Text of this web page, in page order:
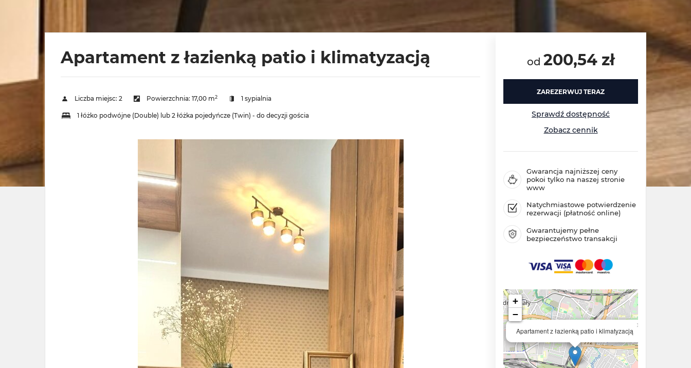
Apartament z łazienką patio i klimatyzacją
Liczba miejsc: 2 Powierzchnia: 17,00 m2 1 sypialnia
1 łóżko podwójne (Double) lub 2 łóżka pojedyńcze (Twin) - do decyzji gościa
od 200,54 zł
ZAREZERWUJ TERAZ
Sprawdź dostępność
Zobacz cennik
Gwarancja najniższej ceny
pokoi tylko na naszej stronie
www
Natychmiastowe potwierdzenie
rezerwacji (płatność online)
Gwarantujemy pełne
bezpieczeństwo transakcji
Apartament z łazienką patio i klimatyzacją
×
+
−